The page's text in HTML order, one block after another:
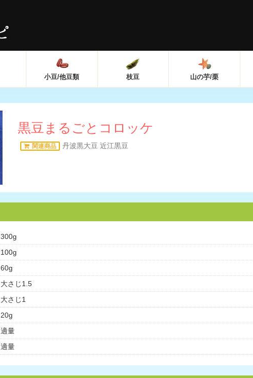
小豆/他豆類 枝豆 山の芋/栗
黒豆まるごとコロッケ
関連商品 丹波黒大豆 近江黒豆
300g
100g
60g
大さじ1.5
大さじ1
20g
適量
適量